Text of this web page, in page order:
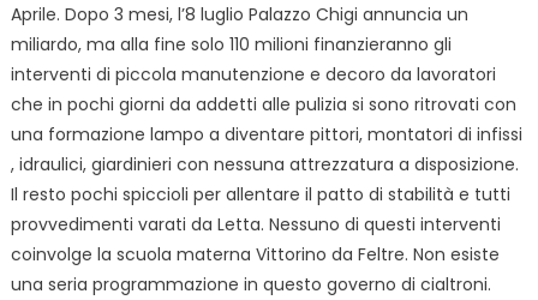
Aprile. Dopo 3 mesi, l’8 luglio Palazzo Chigi annuncia un
miliardo, ma alla fine solo 110 milioni finanzieranno gli
interventi di piccola manutenzione e decoro da lavoratori
che in pochi giorni da addetti alle pulizia si sono ritrovati con
una formazione lampo a diventare pittori, montatori di infissi
, idraulici, giardinieri con nessuna attrezzatura a disposizione.
Il resto pochi spiccioli per allentare il patto di stabilità e tutti
provvedimenti varati da Letta. Nessuno di questi interventi
coinvolge la scuola materna Vittorino da Feltre. Non esiste
una seria programmazione in questo governo di cialtroni.